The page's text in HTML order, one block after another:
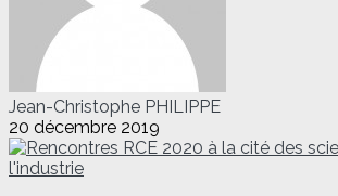
Jean-Christophe PHILIPPE
20 décembre 2019